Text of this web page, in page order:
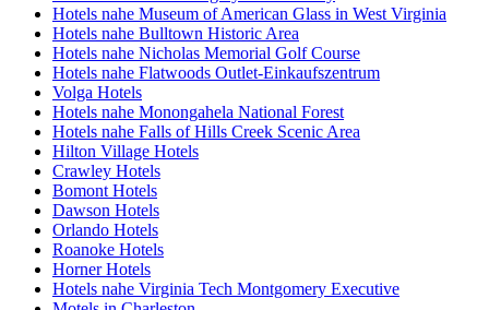
Hotels nahe Museum of American Glass in West Virginia
Hotels nahe Bulltown Historic Area
Hotels nahe Nicholas Memorial Golf Course
Hotels nahe Flatwoods Outlet-Einkaufszentrum
Volga Hotels
Hotels nahe Monongahela National Forest
Hotels nahe Falls of Hills Creek Scenic Area
Hilton Village Hotels
Crawley Hotels
Bomont Hotels
Dawson Hotels
Orlando Hotels
Roanoke Hotels
Horner Hotels
Hotels nahe Virginia Tech Montgomery Executive